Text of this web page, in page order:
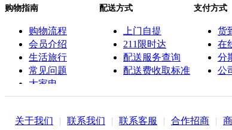
购物指南
购物流程
会员介绍
生活旅行
常见问题
大家电
联系客服
配送方式
上门自提
211限时达
配送服务查询
配送费收取标准
支付方式
货
在
分
公
关于我们 | 联系我们 | 联系客服 | 合作招商 |